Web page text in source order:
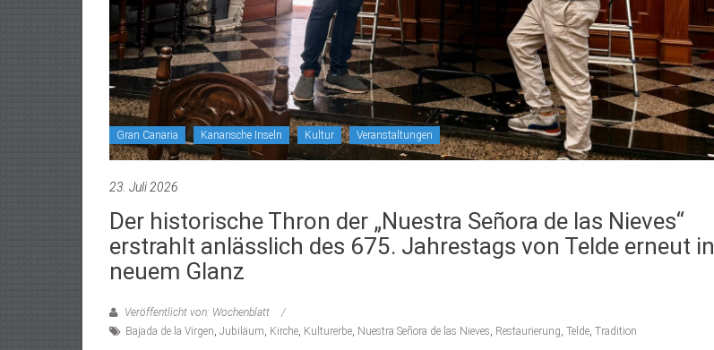
Gran Canaria Kanarische Inseln Kultur Veranstaltungen
23. Juli 2026
Der historische Thron der „Nuestra Señora de las Nieves“
erstrahlt anlässlich des 675. Jahrestags von Telde erneut in
neuem Glanz
Veröffentlicht von: Wochenblatt
Bajada de la Virgen, Jubiläum, Kirche, Kulturerbe, Nuestra Señora de las Nieves, Restaurierung, Telde, Tradition